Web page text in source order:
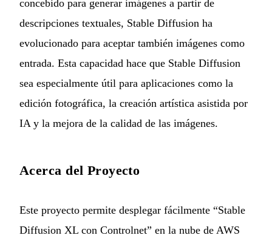
concebido para generar imágenes a partir de
descripciones textuales, Stable Diffusion ha
evolucionado para aceptar también imágenes como
entrada. Esta capacidad hace que Stable Diffusion
sea especialmente útil para aplicaciones como la
edición fotográfica, la creación artística asistida por
IA y la mejora de la calidad de las imágenes.
Acerca del Proyecto
Este proyecto permite desplegar fácilmente “Stable
Diffusion XL con Controlnet” en la nube de AWS